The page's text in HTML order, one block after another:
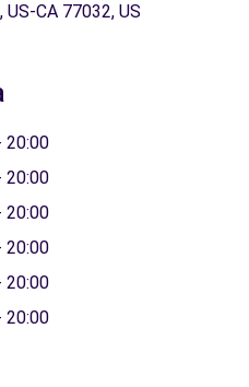
US-CA 77032, US
20:00
20:00
20:00
20:00
20:00
20:00